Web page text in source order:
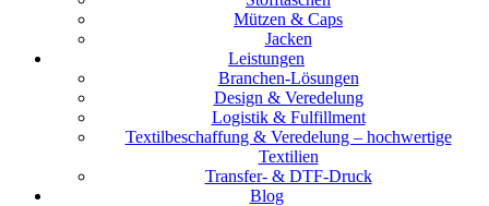
Mützen & Caps
Jacken
Leistungen
Branchen-Lösungen
Design & Veredelung
Logistik & Fulfillment
Textilbeschaffung & Veredelung – hochwertige
Textilien
Transfer- & DTF-Druck
Blog